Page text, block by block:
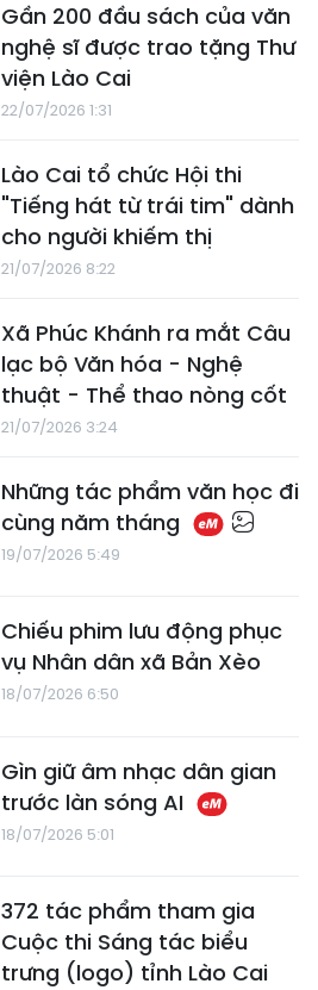
Gần 200 đầu sách của văn
nghệ sĩ được trao tặng Thư
viện Lào Cai
22/07/2026 1:31
Lào Cai tổ chức Hội thi
"Tiếng hát từ trái tim" dành
cho người khiếm thị
21/07/2026 8:22
Xã Phúc Khánh ra mắt Câu
lạc bộ Văn hóa - Nghệ
thuật - Thể thao nòng cốt
21/07/2026 3:24
​Những tác phẩm văn học đi
cùng năm tháng
19/07/2026 5:49
Chiếu phim lưu động phục
vụ Nhân dân xã Bản Xèo
18/07/2026 6:50
Gìn giữ âm nhạc dân gian
trước làn sóng AI
18/07/2026 5:01
372 tác phẩm tham gia
Cuộc thi Sáng tác biểu
trưng (logo) tỉnh Lào Cai